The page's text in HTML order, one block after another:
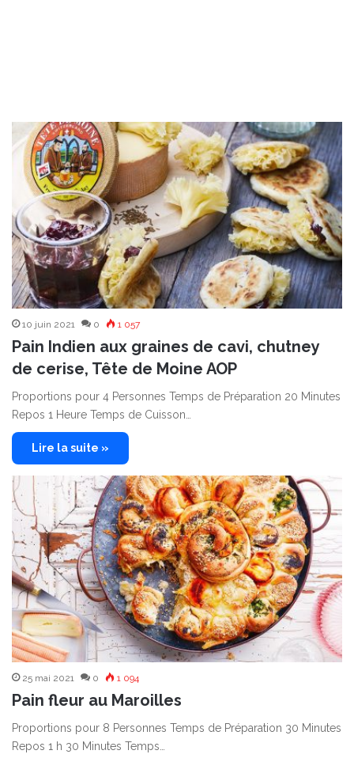
10 juin 2021 0 1 057
Pain Indien aux graines de cavi, chutney
de cerise, Tête de Moine AOP
Proportions pour 4 Personnes Temps de Préparation 20 Minutes
Repos 1 Heure Temps de Cuisson…
Lire la suite »
25 mai 2021 0 1 094
Pain fleur au Maroilles
Proportions pour 8 Personnes Temps de Préparation 30 Minutes
Repos 1 h 30 Minutes Temps…